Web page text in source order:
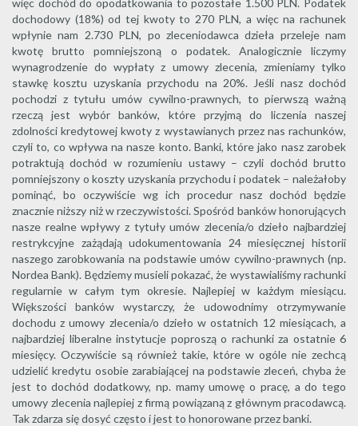
więc dochód do opodatkowania to pozostałe 1.500 PLN. Podatek
dochodowy (18%) od tej kwoty to 270 PLN, a więc na rachunek
wpłynie nam 2.730 PLN, po zleceniodawca dzieła przeleje nam
kwotę brutto pomniejszoną o podatek. Analogicznie liczymy
wynagrodzenie do wypłaty z umowy zlecenia, zmieniamy tylko
stawkę kosztu uzyskania przychodu na 20%. Jeśli nasz dochód
pochodzi z tytułu umów cywilno-prawnych, to pierwszą ważną
rzeczą jest wybór banków, które przyjmą do liczenia naszej
zdolności kredytowej kwoty z wystawianych przez nas rachunków,
czyli to, co wpływa na nasze konto. Banki, które jako nasz zarobek
potraktują dochód w rozumieniu ustawy – czyli dochód brutto
pomniejszony o koszty uzyskania przychodu i podatek – należałoby
pominąć, bo oczywiście wg ich procedur nasz dochód będzie
znacznie niższy niż w rzeczywistości. Spośród banków honorujących
nasze realne wpływy z tytuły umów zlecenia/o dzieło najbardziej
restrykcyjne zażądają udokumentowania 24 miesięcznej historii
naszego zarobkowania na podstawie umów cywilno-prawnych (np.
Nordea Bank). Będziemy musieli pokazać, że wystawialiśmy rachunki
regularnie w całym tym okresie. Najlepiej w każdym miesiącu.
Większości banków wystarczy, że udowodnimy otrzymywanie
dochodu z umowy zlecenia/o dzieło w ostatnich 12 miesiącach, a
najbardziej liberalne instytucje poproszą o rachunki za ostatnie 6
miesięcy. Oczywiście są również takie, które w ogóle nie zechcą
udzielić kredytu osobie zarabiającej na podstawie zleceń, chyba że
jest to dochód dodatkowy, np. mamy umowę o pracę, a do tego
umowy zlecenia najlepiej z firmą powiązaną z głównym pracodawcą.
Tak zdarza się dosyć często i jest to honorowane przez banki.